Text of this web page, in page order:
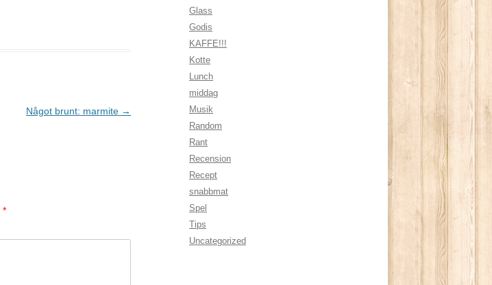
Något brunt: marmite →
*
Glass
Godis
KAFFE!!!
Kotte
Lunch
middag
Musik
Random
Rant
Recension
Recept
snabbmat
Spel
Tips
Uncategorized